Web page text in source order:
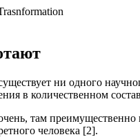
ни одного
в количественном
там преимущественно
человека [2].